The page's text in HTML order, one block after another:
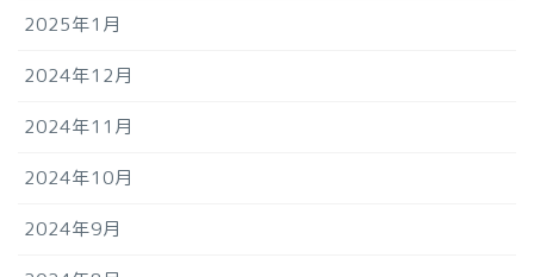
2025年1月
2024年12月
2024年11月
2024年10月
2024年9月